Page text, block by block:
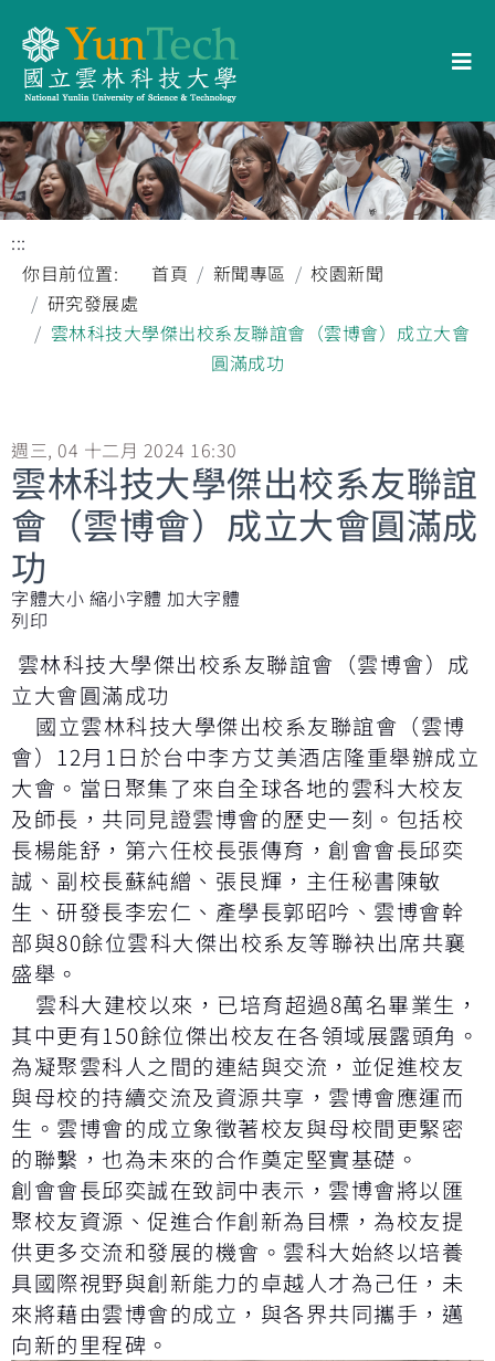
:::
你目前位置:
首頁 新聞專區
校園新聞
研究發展處
雲林科技大學傑出校系友聯誼會（雲博會）成立大會
圓滿成功
週三, 04 十二月 2024 16:30
雲林科技大學傑出校系友聯誼
會（雲博會）成立大會圓滿成
功
字體大小 縮小字體 加大字體
列印
雲林科技大學傑出校系友聯誼會（雲博會）成
立大會圓滿成功
國立雲林科技大學傑出校系友聯誼會（雲博
會）12月1日於台中李方艾美酒店隆重舉辦成立
大會。當日聚集了來自全球各地的雲科大校友
及師長，共同見證雲博會的歷史一刻。包括校
長楊能舒，第六任校長張傳育，創會會長邱奕
誠、副校長蘇純繒、張艮輝，主任秘書陳敏
生、研發長李宏仁、產學長郭昭吟、雲博會幹
部與80餘位雲科大傑出校系友等聯袂出席共襄
盛舉。
雲科大建校以來，已培育超過8萬名畢業生，
其中更有150餘位傑出校友在各領域展露頭角。
為凝聚雲科人之間的連結與交流，並促進校友
與母校的持續交流及資源共享，雲博會應運而
生。雲博會的成立象徵著校友與母校間更緊密
的聯繫，也為未來的合作奠定堅實基礎。
創會會長邱奕誠在致詞中表示，雲博會將以匯
聚校友資源、促進合作創新為目標，為校友提
供更多交流和發展的機會。雲科大始終以培養
具國際視野與創新能力的卓越人才為己任，未
來將藉由雲博會的成立，與各界共同攜手，邁
向新的里程碑。